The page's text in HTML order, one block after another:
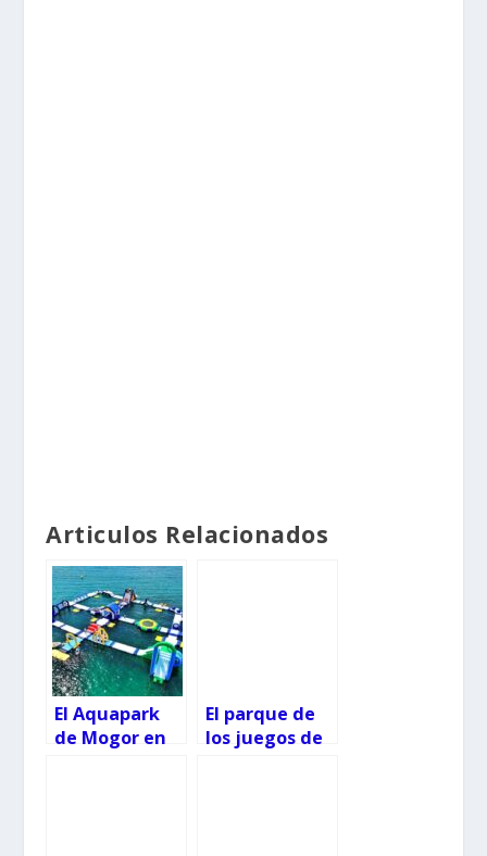
Articulos Relacionados
El Aquapark
de Mogor en
El parque de
los juegos de